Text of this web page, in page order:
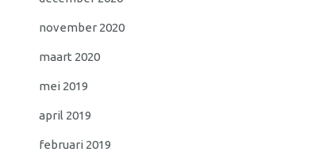
november 2020
maart 2020
mei 2019
april 2019
februari 2019